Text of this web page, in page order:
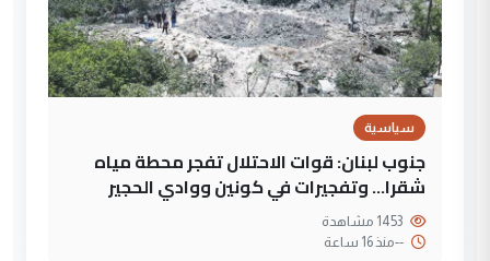
سياسية
جنوب لبنان: قوات الاحتلال تفجر محطة مياه
شقرا… وتفجيرات في كونين ووادي الحجير
--منذ 16 ساعة